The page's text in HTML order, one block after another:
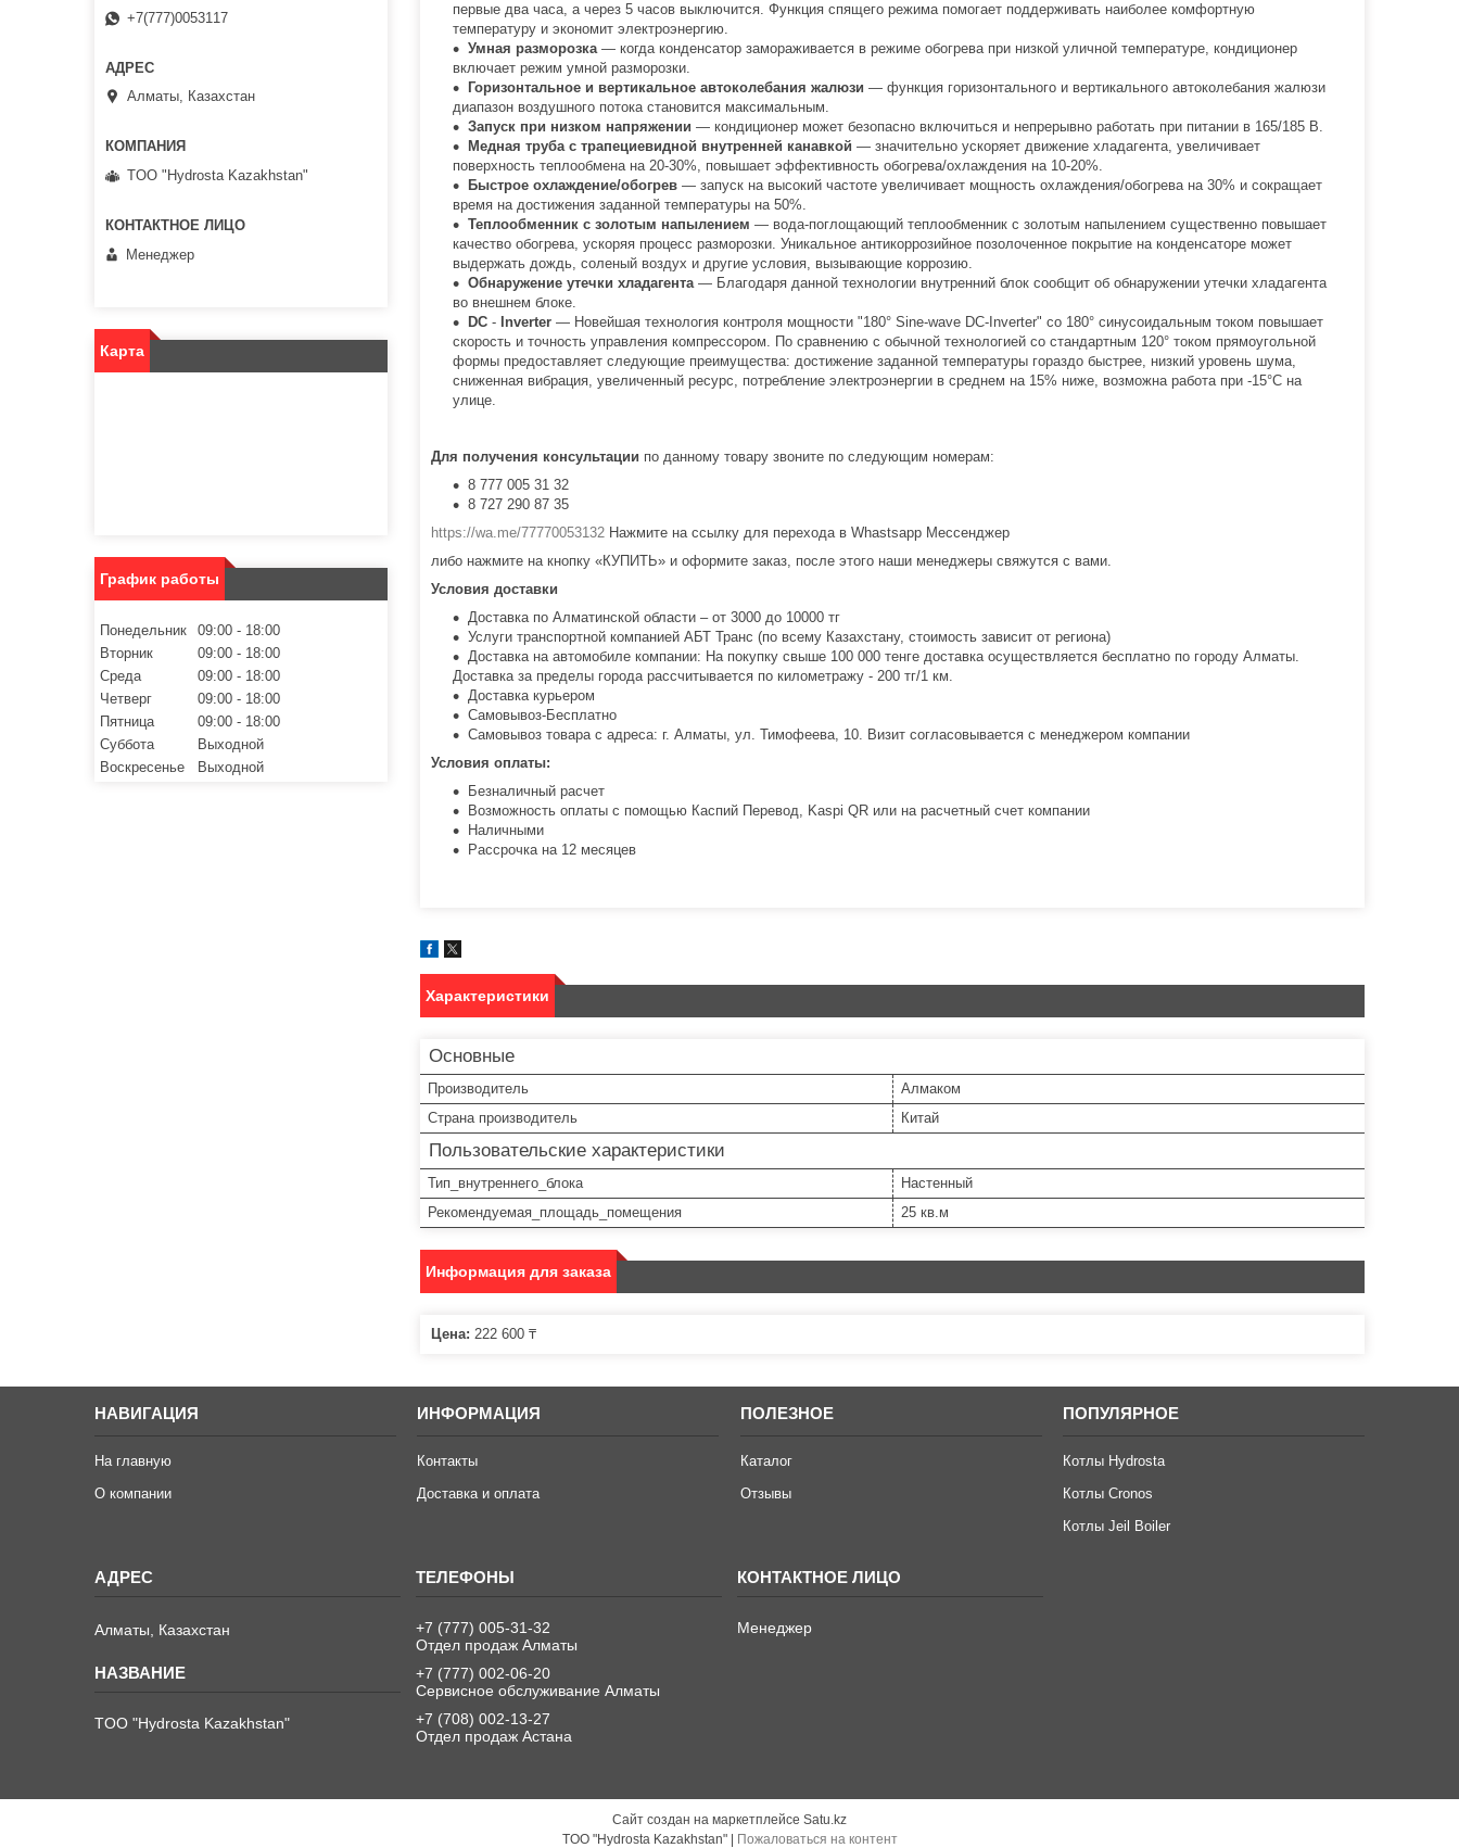
первые два часа, а через 5 часов выключится. Функция спящего режима помогает поддерживать наиболее комфортную
температуру и экономит электроэнергию.
Умная разморозка— когда конденсатор замораживается в режиме обогрева при низкой уличной температуре, кондиционер
включает режим умной разморозки.
Горизонтальное и вертикальное автоколебания жалюзи — функция горизонтального и вертикального автоколебания жалюзи
диапазон воздушного потока становится максимальным.
Запуск при низком напряжении — кондиционер может безопасно включиться и непрерывно работать при питании в 165/185 В.
Медная труба с трапециевидной внутренней канавкой — значительно ускоряет движение хладагента, увеличивает
поверхность теплообмена на 20-30%, повышает эффективность обогрева/охлаждения на 10-20%.
Быстрое охлаждение/обогрев — запуск на высокий частоте увеличивает мощность охлаждения/обогрева на 30% и сокращает
время на достижения заданной температуры на 50%.
Теплообменник с золотым напылением — вода-поглощающий теплообменник с золотым напылением существенно повышает
качество обогрева, ускоряя процесс разморозки. Уникальное антикоррозийное позолоченное покрытие на конденсаторе может
выдержать дождь, соленый воздух и другие условия, вызывающие коррозию.
Обнаружение утечки хладагента — Благодаря данной технологии внутренний блок сообщит об обнаружении утечки хладагента
во внешнем блоке.
DC - Inverter — Новейшая технология контроля мощности "180° Sine-wave DC-Inverter" со 180° синусоидальным током повышает
скорость и точность управления компрессором. По сравнению с обычной технологией со стандартным 120° током прямоугольной
формы предоставляет следующие преимущества: достижение заданной температуры гораздо быстрее, низкий уровень шума,
сниженная вибрация, увеличенный ресурс, потребление электроэнергии в среднем на 15% ниже, возможна работа при -15°С на
улице.
Для получения консультации по данному товару звоните по следующим номерам:
8 777 005 31 32
8 727 290 87 35
https://wa.me/77770053132 Нажмите на ссылку для перехода в Whastsapp Мессенджер
либо нажмите на кнопку «КУПИТЬ» и оформите заказ, после этого наши менеджеры свяжутся с вами.
Условия доставки
Доставка по Алматинской области – от 3000 до 10000 тг
Услуги транспортной компанией АБТ Транс (по всему Казахстану, стоимость зависит от региона)
Доставка на автомобиле компании: На покупку свыше 100 000 тенге доставка осуществляется бесплатно по городу Алматы.
Доставка за пределы города рассчитывается по километражу - 200 тг/1 км.
Доставка курьером
Самовывоз-Бесплатно
Самовывоз товара с адреса: г. Алматы, ул. Тимофеева, 10. Визит согласовывается с менеджером компании
Условия оплаты:
Безналичный расчет
Возможность оплаты с помощью Каспий Перевод, Kaspi QR или на расчетный счет компании
Наличными
Рассрочка на 12 месяцев
Характеристики
Основные
Производитель
Алмаком
Страна производитель
Китай
Пользовательские характеристики
Тип_внутреннего_блока
Настенный
Рекомендуемая_площадь_помещения
25 кв.м
Информация для заказа
Цена: 222 600 ₸
+7(777)0053117
Алматы, Казахстан
TOO "Hydrosta Kazakhstan"
Менеджер
Карта
График работы
Понедельник 09:00
18:00
Вторник
09:00
18:00
Среда
09:00
18:00
Четверг
09:00
18:00
Пятница
09:00
18:00
Суббота
Выходной
Воскресенье
Выходной
НАВИГАЦИЯ
На главную
О компании
ИНФОРМАЦИЯ
Контакты
Доставка и оплата
ПОЛЕЗНОЕ
Каталог
Отзывы
ПОПУЛЯРНОЕ
Котлы Hydrosta
Котлы Cronos
Котлы Jeil Boiler
Алматы, Казахстан
TOO "Hydrosta Kazakhstan"
+7 (777) 005-31-32
Отдел продаж Алматы
+7 (777) 002-06-20
Сервисное обслуживание Алматы
+7 (708) 002-13-27
Отдел продаж Астана
Менеджер
Сайт создан на маркетплейсе Satu.kz
Пожаловаться на контент